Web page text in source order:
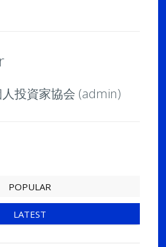
人投資家協会 (admin)
POPULAR
LATEST